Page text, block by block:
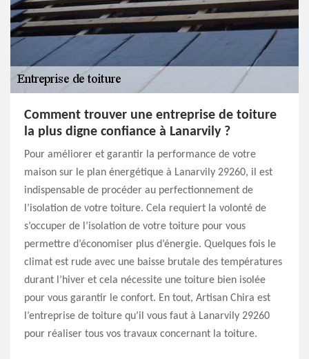
Comment trouver une entreprise de toiture
la plus digne confiance à Lanarvily ?
Pour améliorer et garantir la performance de votre
maison sur le plan énergétique à Lanarvily 29260, il est
indispensable de procéder au perfectionnement de
l’isolation de votre toiture. Cela requiert la volonté de
s’occuper de l’isolation de votre toiture pour vous
permettre d’économiser plus d’énergie. Quelques fois le
climat est rude avec une baisse brutale des températures
durant l’hiver et cela nécessite une toiture bien isolée
pour vous garantir le confort. En tout, Artisan Chira est
l’entreprise de toiture qu’il vous faut à Lanarvily 29260
pour réaliser tous vos travaux concernant la toiture.